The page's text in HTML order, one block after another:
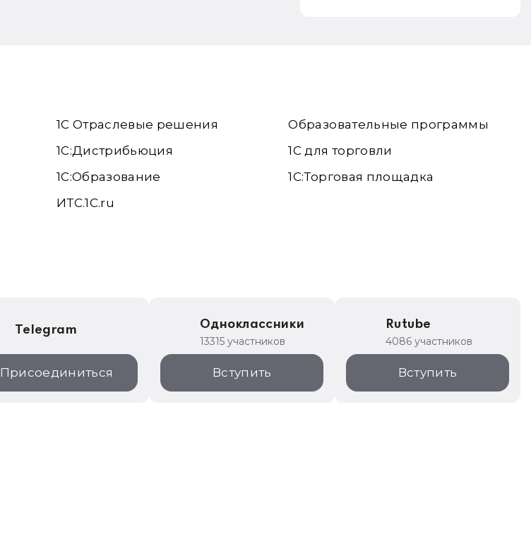
1С Отраслевые решения
1С:Дистрибьюция
1С:Образование
ИТС.1C.ru
Образовательные программы
1С для торговли
1С:Торговая площадка
Telegram
Присоединиться
Одноклассники
13315 участников
Вступить
Rutube
4086 участников
Вступить